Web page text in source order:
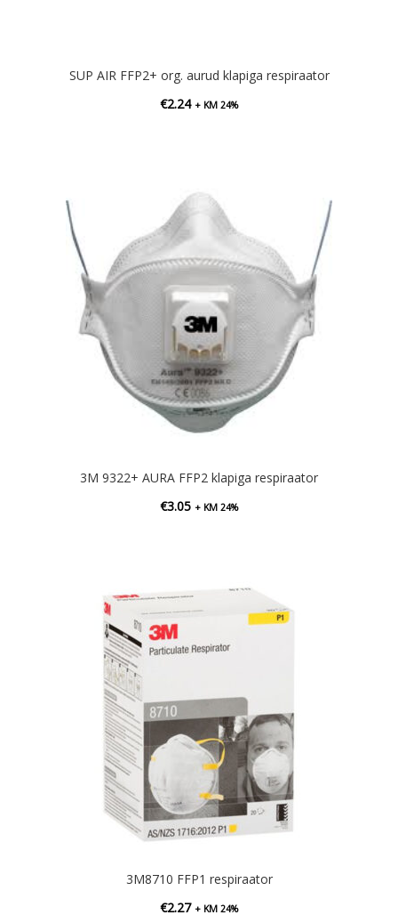
SUP AIR FFP2+ org. aurud klapiga respiraator
€2.24 + KM 24%
3M 9322+ AURA FFP2 klapiga respiraator
€3.05 + KM 24%
3M8710 FFP1 respiraator
€2.27 + KM 24%